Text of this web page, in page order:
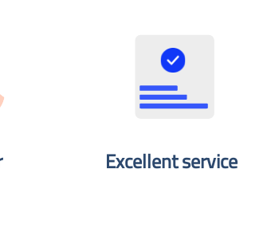
Excellent service